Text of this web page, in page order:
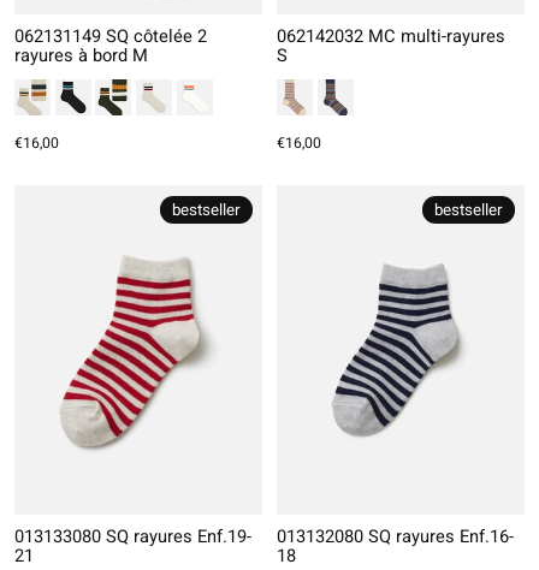
062131149 SQ côtelée 2
rayures à bord M
€16,00
062142032 MC multi-rayures
S
€16,00
bestseller
013133080 SQ rayures Enf.19-
21
bestseller
013132080 SQ rayures Enf.16-
18